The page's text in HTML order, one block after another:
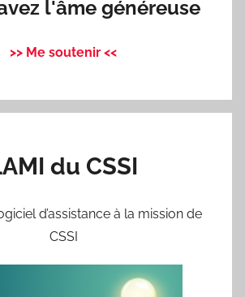
l'âme généreuse
>> Me soutenir <<
du CSSI
d’assistance à la mission de
CSSI